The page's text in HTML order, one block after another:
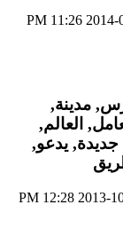
11:26 PM
12:28 PM